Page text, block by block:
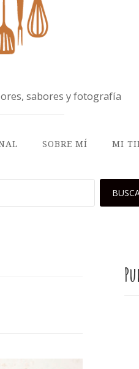
sabores y fotografía
SOBRE MÍ MI